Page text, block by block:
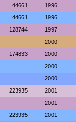
44661 1996
44661 1996
128744 1997
2000
174833 2000
2000
2000
223935 2001
2001
223935 2001